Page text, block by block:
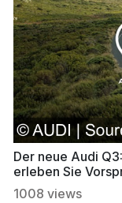
Der neue Audi
erleben Sie
1008 views